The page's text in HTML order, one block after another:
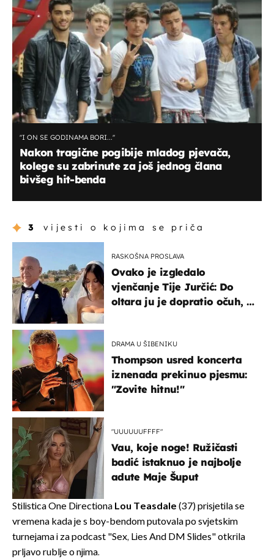
''I ON SE GODINAMA BORI...''
Nakon tragične pogibije mladog pjevača,
kolege su zabrinute za još jednog člana
bivšeg hit-benda
3 vijesti o kojima se priča
RASKOŠNA PROSLAVA
Ovako je izgledalo
vjenčanje Tije Jurčić: Do
oltara ju je dopratio očuh, a
DRAMA U ŠIBENIKU
Thompson usred koncerta
iznenada prekinuo pjesmu:
"Zovite hitnu!"
"UUUUUUFFFF"
Vau, koje noge! Ružičasti
badić istaknuo je najbolje
adute Maje Šuput
Stilistica One Directiona Lou Teasdale (37) prisjetila se
vremena kada je s boy-bendom putovala po svjetskim
turnejama i za podcast "Sex, Lies And DM Slides" otkrila
prljavo rublje o njima.